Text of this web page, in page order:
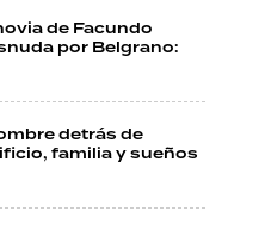
de Facundo
por Belgrano:
detrás de
familia y sueños